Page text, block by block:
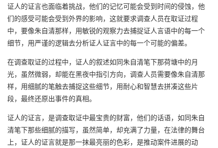
证人的证言也面临着挑战，他们的记忆可能会受到时间的侵蚀，他
们的感受可能会受到外界的影响，这就要求调查人员在取证过程
中，要像朱自清那样，用敏锐的观察力去捕捉证人言语中的每一个
细节，用严谨的逻辑去分析证人证言中的每一个可能的偏差。
在调查取证的过程中，证人的叙述如同朱自清笔下那荷塘中的月
光，虽然微弱，却能在黑夜中指引方向，调查人员需要像朱自清那
样，用细腻的笔触去捕捉这些细节，用耐心和智慧去拼凑这些片
段，最终还原出事件的真相。
证人的证言，是调查取证中最宝贵的财富，他们的话语，如同朱自
清笔下那些细腻的描写，虽然简单，却充满了力量，在法律的舞台
上，证人的证言就是那一抹最亮丽的色彩，是推动案件进展的动